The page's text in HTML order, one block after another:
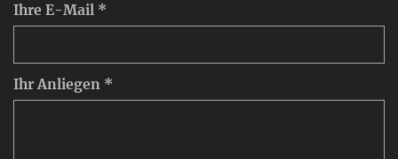
Ihre E-Mail *
Ihr Anliegen *